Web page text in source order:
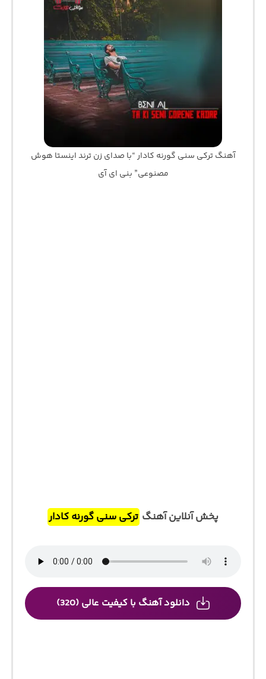
آهنگ ترکی سنی گورنه کادار “با صدای زن ترند اینستا هوش
مصنوعی” بنی ای آی
پخش آنلاین آهنگ ترکی سنی گورنه کادار
دانلود آهنگ با کیفیت عالی (320)